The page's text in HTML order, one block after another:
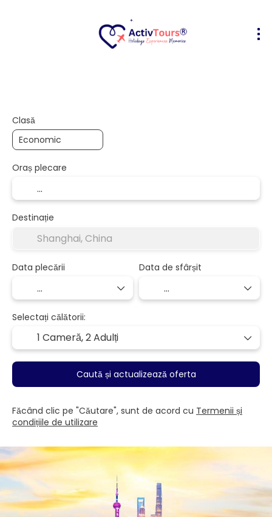
Clasă
Oraș plecare
Destinație
Data plecării Data de sfârșit
Selectați călătorii:
1 Cameră,2 Adulți
Caută și actualizează oferta
Făcând clic pe "Căutare", sunt de acord cu Termenii și
condițiile de utilizare